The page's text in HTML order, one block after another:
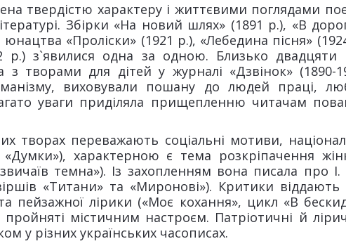
твердістю характеру і життєвими поглядами
Збірки «На новий шлях» (1891 р.), «В
«Проліски» (1921 р.), «Лебедина пісня»
р.) з`явилися одна за одною. Близько двадцяти
з творами для дітей у журналі «Дзвінок» (1890-
виховували пошану до людей праці,
уваги приділяла прищепленню читачам
творах переважають соціальні мотиви,
«Думки»), характерною є тема розкріпачення
темна»). Із захопленням вона писала про
«Титани» та «Миронові»). Критики
пейзажної лірики («Моє кохання», цикл «В
пройняті містичним настроєм. Патріотичні й
у різних українських часописах.